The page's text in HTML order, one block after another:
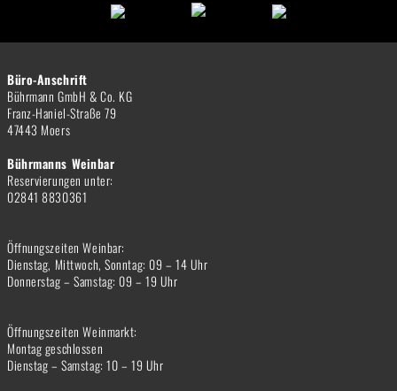
Büro-Anschrift
Bührmann GmbH & Co. KG
Franz-Haniel-Straße 79
47443 Moers
Bührmanns Weinbar
Reservierungen unter:
02841 8830361
Öffnungszeiten Weinbar:
Dienstag, Mittwoch, Sonntag: 09 – 14 Uhr
Donnerstag – Samstag: 09 – 19 Uhr
Öffnungszeiten Weinmarkt:
Montag geschlossen
Dienstag – Samstag: 10 – 19 Uhr